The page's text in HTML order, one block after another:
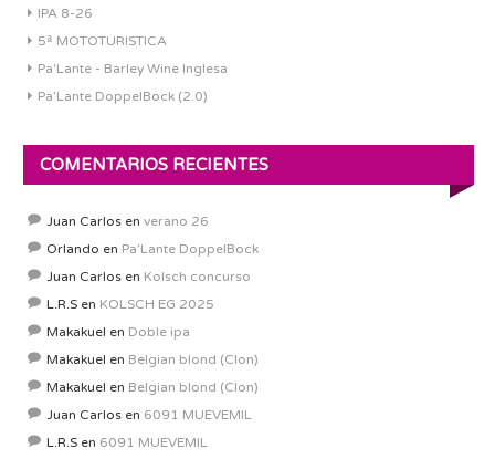
IPA 8-26
5ª MOTOTURISTICA
Pa'Lante - Barley Wine Inglesa
Pa’Lante DoppelBock (2.0)
COMENTARIOS RECIENTES
Juan Carlos en verano 26
Orlando en Pa’Lante DoppelBock
Juan Carlos en Kolsch concurso
L.R.S en KOLSCH EG 2025
Makakuel en Doble ipa
Makakuel en Belgian blond (Clon)
Makakuel en Belgian blond (Clon)
Juan Carlos en 6091 MUEVEMIL
L.R.S en 6091 MUEVEMIL